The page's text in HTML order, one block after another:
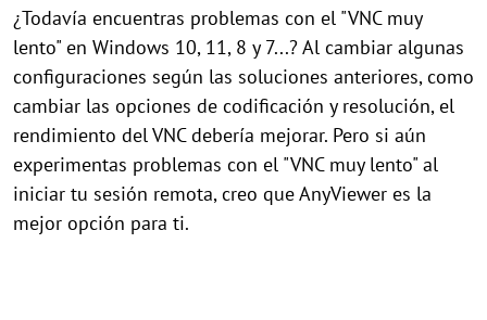
¿Todavía encuentras problemas con el "VNC muy
lento" en Windows 10, 11, 8 y 7...? Al cambiar algunas
configuraciones según las soluciones anteriores, como
cambiar las opciones de codificación y resolución, el
rendimiento del VNC debería mejorar. Pero si aún
experimentas problemas con el "VNC muy lento" al
iniciar tu sesión remota, creo que AnyViewer es la
mejor opción para ti.